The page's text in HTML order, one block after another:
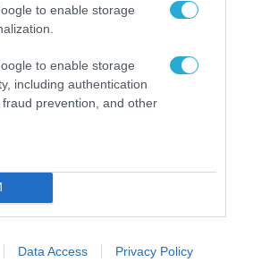
to enable storage
to enable storage
including authentication
prevention, and other
Data Access Privacy Policy
οι Ουκρανοί:
στην πόλη μετά την
των Ρώσων (βίντεο)